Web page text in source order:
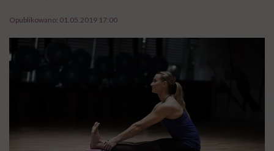
Opublikowano: 01.05.2019 17:00